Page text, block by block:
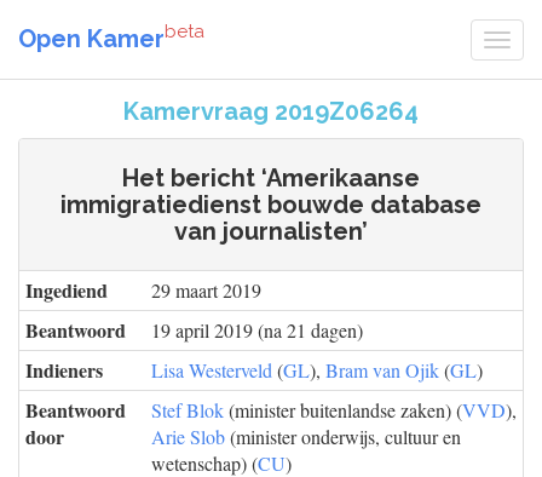
Open Kamerbeta
Kamervraag 2019Z06264
Het bericht ‘Amerikaanse
immigratiedienst bouwde database
van journalisten’
Ingediend 29 maart 2019
Beantwoord 19 april 2019 (na 21 dagen)
Indieners Lisa Westerveld (GL), Bram van Ojik(GL)
Beantwoord
door
Stef Blok(minister buitenlandse zaken) (VVD),
Arie Slob(minister onderwijs, cultuur en
wetenschap) (CU)